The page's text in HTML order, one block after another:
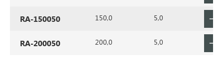
RA-150050 150,0 5,0
RA-200050 200,0 5,0